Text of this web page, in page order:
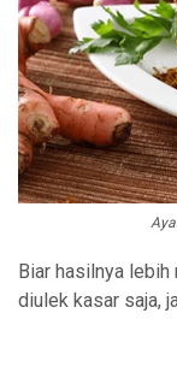
Biar hasilnya lebih
diulek kasar saja,